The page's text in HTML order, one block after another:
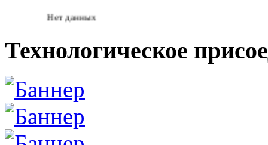
Нет данных
Технологическое